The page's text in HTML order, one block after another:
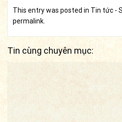
This entry was posted in Tin tức -
permalink
Tin cùng chuyên mục: